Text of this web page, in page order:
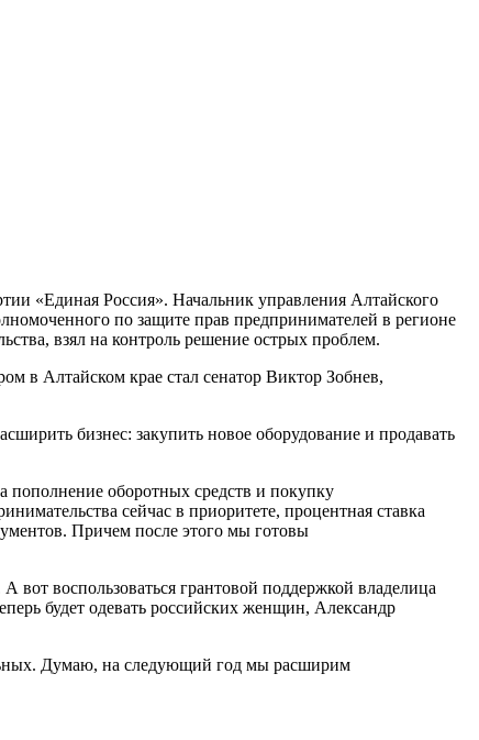
«Единая Россия». Начальник управления Алтайского
по защите прав предпринимателей в регионе
взял на контроль решение острых проблем.
в Алтайском крае стал сенатор Виктор Зобнев,
бизнес: закупить новое оборудование и продавать
пополнение оборотных средств и покупку
сейчас в приоритете, процентная ставка
Причем после этого мы готовы
воспользоваться грантовой поддержкой владелица
будет одевать российских женщин, Александр
Думаю, на следующий год мы расширим